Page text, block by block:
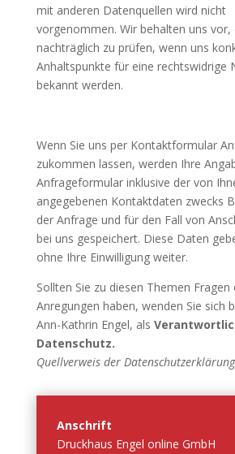
mit anderen Datenquellen wird nicht
vorgenommen. Wir behalten uns vor,
nachträglich zu prüfen, wenn uns
Anhaltspunkte für eine rechtswidrige
bekannt werden.
Wenn Sie uns per Kontaktformular
zukommen lassen, werden Ihre
Anfrageformular inklusive der von
angegebenen Kontaktdaten zwecks
der Anfrage und für den Fall von
bei uns gespeichert. Diese Daten
ohne Ihre Einwilligung weiter.
Sollten Sie zu diesen Themen Fragen
Anregungen haben, wenden Sie sich
Ann-Kathrin Engel, als
Datenschutz.
Quellverweis der
Anschrift
Druckhaus Engel online GmbH